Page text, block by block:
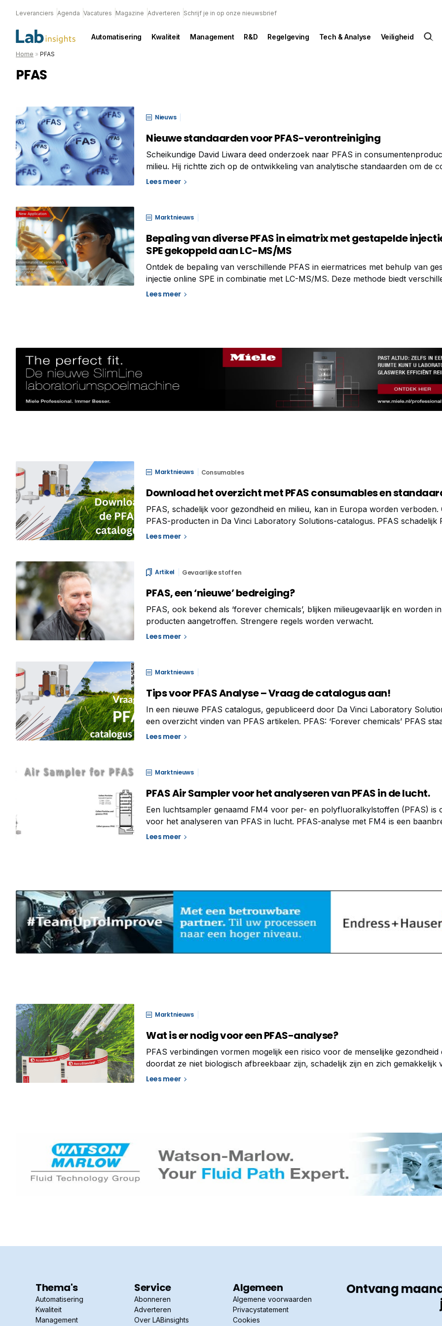
Leveranciers Agenda Vacatures Magazine Adverteren Schrijf je in op onze nieuwsbrief
Automatisering Kwaliteit Management R&D Regelgeving Tech & Analyse Veiligheid
Home » PFAS
PFAS
Nieuws
Nieuwe standaarden voor PFAS-verontreiniging
Scheikundige David Liwara deed onderzoek naar PFAS in
milieu. Hij richtte zich op de ontwikkeling van analytische standaarden om de
PFAS-vervuiling te verbeteren.
Lees meer
Marktnieuws
Bepaling van diverse PFAS in eimatrix met gestapelde
SPE gekoppeld aan LC-MS/MS
Ontdek de bepaling van verschillende PFAS in eiermatrices met behulp van
injectie online SPE in combinatie met LC-MS/MS. Deze methode biedt
gebruikersvoordelen: Oplossing van één leverancier voor UHPLC- en MS-
Lees meer
Marktnieuws Consumables
Download het overzicht met PFAS consumables en
PFAS, schadelijk voor gezondheid en milieu, kan in Europa worden verboden.
PFAS-producten in Da Vinci Laboratory Solutions-catalogus. PFAS schadelijk
de forever chemicals, wordt veel gebruikt in allerlei producten zoals
Lees meer
Artikel Gevaarlijke stoffen
PFAS, een ‘nieuwe’ bedreiging?
PFAS, ook bekend als ‘forever chemicals’, blijken milieugevaarlijk en worden
producten aangetroffen. Strengere regels worden verwacht.
Lees meer
Marktnieuws
Tips voor PFAS Analyse – Vraag de catalogus aan!
In een nieuwe PFAS catalogus, gepubliceerd door Da Vinci Laboratory
een overzicht vinden van PFAS artikelen. PFAS: ‘Forever chemicals’ PFAS
als de forever chemicals, wat betekent dat deze stoffen bijna niet afbreken.
Lees meer
Marktnieuws
PFAS Air Sampler voor het analyseren van PFAS in de lucht.
Een luchtsampler genaamd FM4 voor per- en polyfluoralkylstoffen (PFAS) is
voor het analyseren van PFAS in lucht. PFAS-analyse met FM4 is een
benadering, die de gelijktijdige verzameling en analyse van deeltjesvormige en
Lees meer
Marktnieuws
Wat is er nodig voor een PFAS-analyse?
PFAS verbindingen vormen mogelijk een risico voor de menselijke gezondheid
doordat ze niet biologisch afbreekbaar zijn, schadelijk zijn en zich gemakkelijk
in het milieu. Voor een correcte bepaling van PFAS componenten in de bodem
Lees meer
Thema's
Automatisering
Kwaliteit
Management
Service
Abonneren
Adverteren
Over LABinsights
Algemeen
Algemene voorwaarden
Privacystatement
Cookies
Ontvang